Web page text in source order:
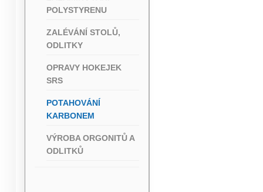
POLYSTYRENU
ZALÉVÁNÍ STOLŮ,
ODLITKY
OPRAVY HOKEJEK
SRS
POTAHOVÁNÍ
KARBONEM
VÝROBA ORGONITŮ A
ODLITKŮ